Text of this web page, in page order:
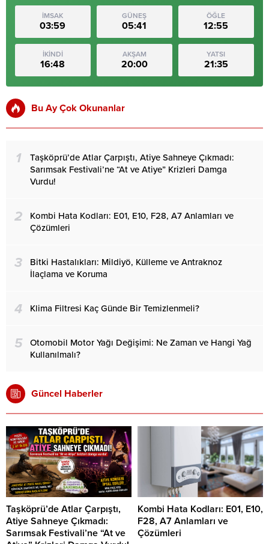
İMSAK
03:59
GÜNEŞ
05:41
ÖĞLE
12:55
İKİNDİ
16:48
AKŞAM
20:00
YATSI
21:35
Bu Ay Çok Okunanlar
1
Taşköprü’de Atlar Çarpıştı, Atiye Sahneye Çıkmadı:
Sarımsak Festivali’ne “At ve Atiye” Krizleri Damga
Vurdu!
2
Kombi Hata Kodları: E01, E10, F28, A7 Anlamları ve
Çözümleri
3
Bitki Hastalıkları: Mildiyö, Külleme ve Antraknoz
İlaçlama ve Koruma
4 Klima Filtresi Kaç Günde Bir Temizlenmeli?
5
Otomobil Motor Yağı Değişimi: Ne Zaman ve Hangi Yağ
Kullanılmalı?
Güncel Haberler
Taşköprü’de Atlar Çarpıştı,
Atiye Sahneye Çıkmadı:
Sarımsak Festivali’ne “At ve
Kombi Hata Kodları: E01, E10,
F28, A7 Anlamları ve
Çözümleri